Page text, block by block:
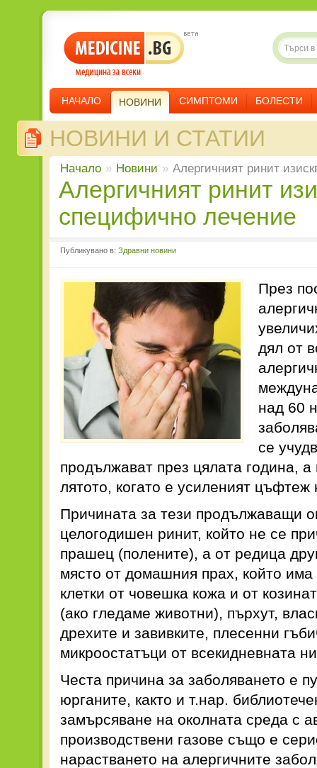
НАЧАЛО НОВИНИ СИМПТОМИ БОЛЕСТИ
НОВИНИ И СТАТИИ
Начало » Новини » Алергичният ринит
Алергичният ринит изисква
специфично лечение
Публикувано в: Здравни новини
През
дял от
над 60
се
продължават през цялата година,
лятото, когато е усиленият цъфтеж
Причината за тези продължаващи
целогодишен ринит, който не се
прашец (полените), а от редица
място от домашния прах, който
клетки от човешка кожа и от
(ако гледаме животни), пърхут,
дрехите и завивките, плесенни
микроостатъци от всекидневната
Честа причина за заболяването е
юрганите, както и т.нар.
замърсяване на околната среда с
производствени газове също е
нарастването на алергичните